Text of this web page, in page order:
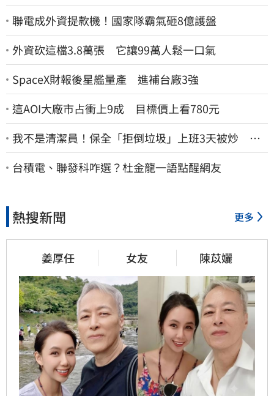
聯電成外資提款機！國家隊霸氣砸8億護盤
外資砍這檔3.8萬張 它讓99萬人鬆一口氣
SpaceX財報後星艦量產 進補台廠3強
這AOI大廠市占衝上9成 目標價上看780元
我不是清潔員！保全「拒倒垃圾」上班3天被炒 找
法院討公道結果出爐
台積電、聯發科咋選？杜金龍一語點醒網友
熱搜新聞 更多
姜厚任 女友 陳苡孋